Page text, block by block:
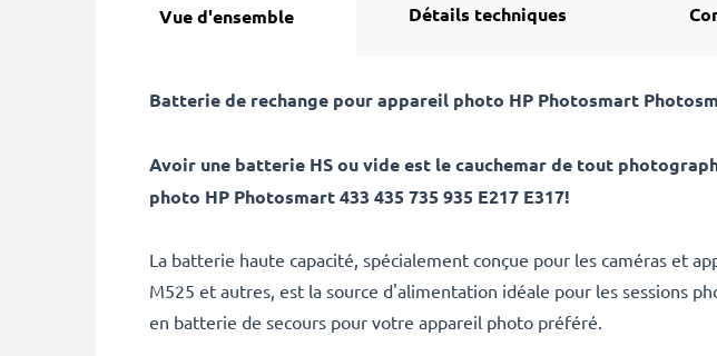
Vue d'ensemble Détails techniques
Batterie de rechange pour appareil photo HP Photosmart
Avoir une batterie HS ou vide est le cauchemar de tout
photo HP Photosmart 433 435 735 935 E217 E317!
La batterie haute capacité, spécialement conçue pour les caméras et
M525 et autres, est la source d'alimentation idéale pour les sessions
en batterie de secours pour votre appareil photo préféré.